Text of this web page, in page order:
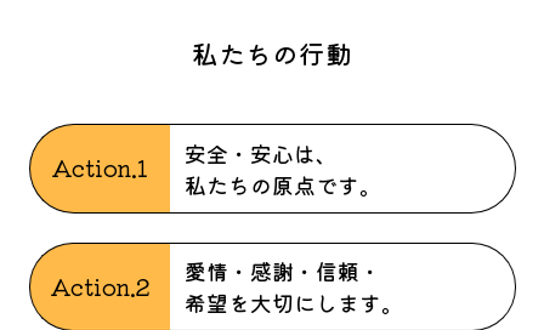
私たちの行動
Action.1
安全・安心は、
私たちの原点です。
Action.2
愛情・感謝・信頼・
希望を大切にします。